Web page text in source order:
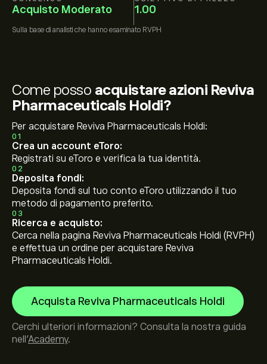
Acquisto Moderato 1.00
Sulla base di analisti che hanno esaminato RVPH
Come posso acquistare azioni Reviva
Pharmaceuticals Holdi?
Per acquistare Reviva Pharmaceuticals Holdi:
01
Crea un account eToro:
Registrati su eToro e verifica la tua identità.
02
Deposita fondi:
Deposita fondi sul tuo conto eToro utilizzando il tuo
metodo di pagamento preferito.
03
Ricerca e acquisto:
Cerca nella pagina Reviva Pharmaceuticals Holdi (RVPH)
e effettua un ordine per acquistare Reviva
Pharmaceuticals Holdi.
Acquista Reviva Pharmaceuticals Holdi
Cerchi ulteriori informazioni? Consulta la nostra guida
nell’Academy.